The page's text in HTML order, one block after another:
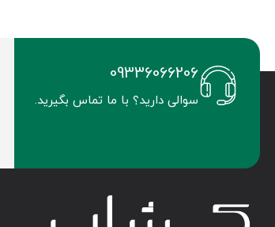
09336066206
سوالی دارید؟ با ما تماس بگیرید.